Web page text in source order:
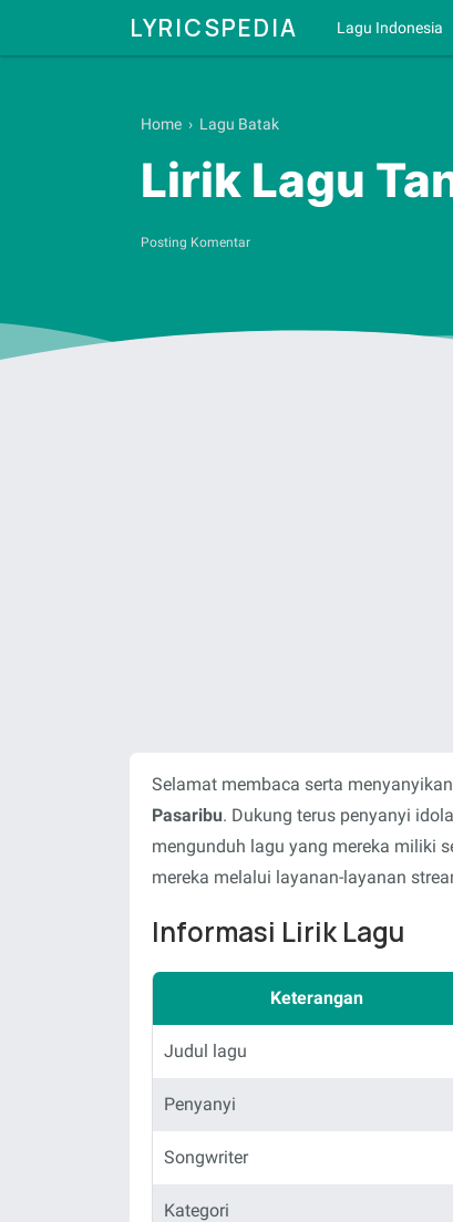
LYRICSPEDIA Lagu Indonesia
Home › Lagu Batak
Lirik Lagu
Posting Komentar
Selamat membaca serta
Pasaribu. Dukung terus penyanyi
mengunduh lagu yang mereka miliki
mereka melalui layanan-layanan
Informasi Lirik Lagu
Keterangan
Judul lagu
Penyanyi
Songwriter
Kategori